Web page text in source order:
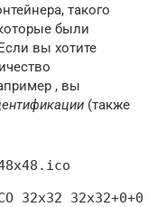
такого
были
вы хотите
, вы
(также
32x32